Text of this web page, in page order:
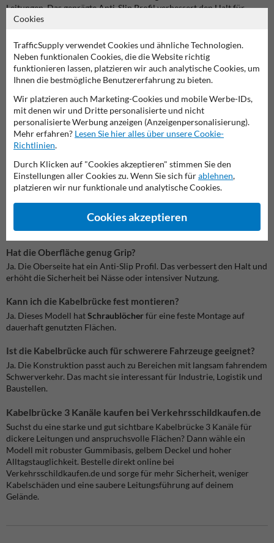
Leitungen. Das geprägte Anti-Slip Profil verbessert den Halt für
Schuhe, Wagen und Fahrzeuge. Das breite Stützprofil unter dem
Kabelbrücke 3 Kanäle zu einer zuverlässigen Lösung für
anspruchsvolle Einsatzorte.
Häufige Fragen zur Kabelbrücke 3 Kanäle
Die Brücke hat 3 getrennte Kanäle. Jeder Kanal misst 60 x 52 mm.
Das gibt dir viel Platz für dickere Kabel oder Schläuche.
Ist diese Kabelbrücke für Baustellen und Industrie geeignet?
temporäre Standorte. Dazu zählen Baustellen, Lagerhallen,
Veranstaltungen und Servicebereiche.
Ist die Kabelbrücke gut sichtbar?
gelbe PE-Deckelhebt sich stark vom schwarzen
Gummikörper ab. Dadurch fällt die Brücke sofort auf.
Hat die Oberfläche genug Grip?
Ja. Die Oberseite hat ein Anti-Slip Profil. Das verbessert den Halt und
erhöht die Sicherheit bei Nässe oder intensiver Nutzung.
Kann ich die Kabelbrücke fest montieren?
Ja. Dieses Modell hatSchraublöcherfür eine feste Montage auf
dauerhaft genutzten Flächen.
Ist die Kabelbrücke auch für schwerere Fahrzeuge geeignet?
Ja. Die Konstruktion passt auch zu Bereichen mit langsam fahrendem
Schwerverkehr. Das macht sie interessant für Industrie, Logistik und
Baustellen.
Kabelbrücke 3 Kanäle kaufen bei Verkehrsschildkaufen.de
Suchst du eine starke und gut sichtbare Kabelbrücke 3 Kanäle für
dickere Leitungen und anspruchsvolle Flächen? Dann wähle ein
Modell mit robuster Gummibasis, gelbem Deckel und hoher
Alltagstauglichkeit. Bestelle direkt online bei
Verkehrsschildkaufen.de und sorge für mehr Sicherheit, weniger
Kabelschäden und eine saubere Leitungsführung auf deinem
Gelände.
Cookies
TrafficSupply verwendet Cookies und ähnliche Technologien.
Neben funktionalen Cookies, die die Website richtig
funktionieren lassen, platzieren wir auch analytische Cookies, um
Ihnen die bestmögliche Benutzererfahrung zu bieten.
Wir platzieren auch Marketing-Cookies und mobile Werbe-IDs,
mit denen wir und Dritte personalisierte und nicht
personalisierte Werbung anzeigen (Anzeigenpersonalisierung).
Mehr erfahren? Lesen Sie hier alles über unsere Cookie-
Richtlinien.
Durch Klicken auf "Cookies akzeptieren" stimmen Sie den
Einstellungen aller Cookies zu. Wenn Sie sich fürablehnen,
platzieren wir nur funktionale und analytische Cookies.
Cookies akzeptieren